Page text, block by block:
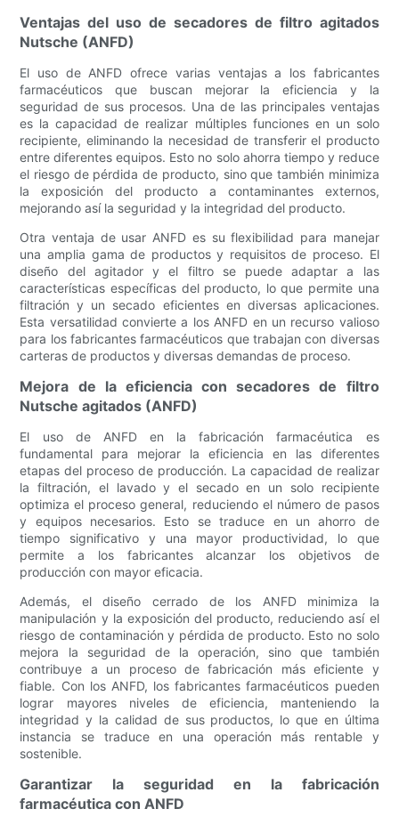
Ventajas del uso de secadores de filtro agitados
Nutsche (ANFD)
El uso de ANFD ofrece varias ventajas a los fabricantes
farmacéuticos que buscan mejorar la eficiencia y la
seguridad de sus procesos. Una de las principales ventajas
es la capacidad de realizar múltiples funciones en un solo
recipiente, eliminando la necesidad de transferir el producto
entre diferentes equipos. Esto no solo ahorra tiempo y reduce
el riesgo de pérdida de producto, sino que también minimiza
la exposición del producto a contaminantes externos,
mejorando así la seguridad y la integridad del producto.
Otra ventaja de usar ANFD es su flexibilidad para manejar
una amplia gama de productos y requisitos de proceso. El
diseño del agitador y el filtro se puede adaptar a las
características específicas del producto, lo que permite una
filtración y un secado eficientes en diversas aplicaciones.
Esta versatilidad convierte a los ANFD en un recurso valioso
para los fabricantes farmacéuticos que trabajan con diversas
carteras de productos y diversas demandas de proceso.
Mejora de la eficiencia con secadores de filtro
Nutsche agitados (ANFD)
El uso de ANFD en la fabricación farmacéutica es
fundamental para mejorar la eficiencia en las diferentes
etapas del proceso de producción. La capacidad de realizar
la filtración, el lavado y el secado en un solo recipiente
optimiza el proceso general, reduciendo el número de pasos
y equipos necesarios. Esto se traduce en un ahorro de
tiempo significativo y una mayor productividad, lo que
permite a los fabricantes alcanzar los objetivos de
producción con mayor eficacia.
Además, el diseño cerrado de los ANFD minimiza la
manipulación y la exposición del producto, reduciendo así el
riesgo de contaminación y pérdida de producto. Esto no solo
mejora la seguridad de la operación, sino que también
contribuye a un proceso de fabricación más eficiente y
fiable. Con los ANFD, los fabricantes farmacéuticos pueden
lograr mayores niveles de eficiencia, manteniendo la
integridad y la calidad de sus productos, lo que en última
instancia se traduce en una operación más rentable y
sostenible.
Garantizar la seguridad en la fabricación
farmacéutica con ANFD